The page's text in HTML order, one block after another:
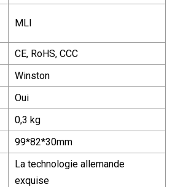
MLI
CE, RoHS, CCC
Winston
Oui
0,3 kg
99*82*30mm
La technologie allemande
exquise